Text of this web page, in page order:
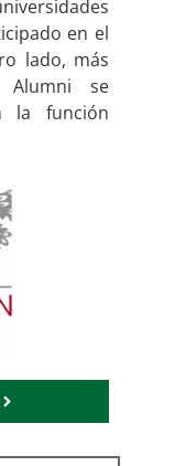
en el
lado, más
se
la función